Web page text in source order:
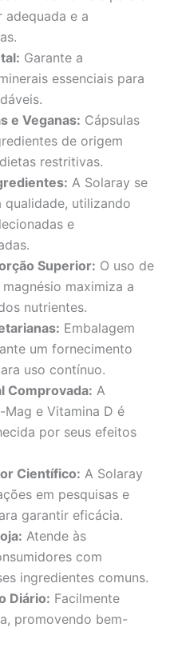
adequada e a
Garante a
essenciais para
e Veganas: Cápsulas
de origem
restritivas.
A Solaray se
utilizando
e
Superior: O uso de
maximiza a
nutrientes.
Embalagem
um fornecimento
uso contínuo.
Comprovada: A
e Vitamina D é
por seus efeitos
Científico: A Solaray
em pesquisas e
garantir eficácia.
Atende às
com
ingredientes comuns.
Diário: Facilmente
promovendo bem-